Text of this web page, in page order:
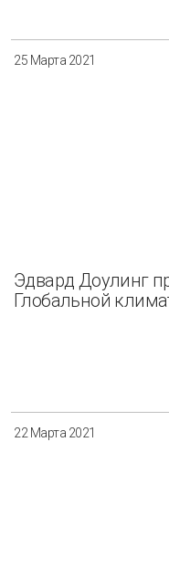
25 Марта 2021
Эдвард Доулинг
Глобальной
22 Марта 2021